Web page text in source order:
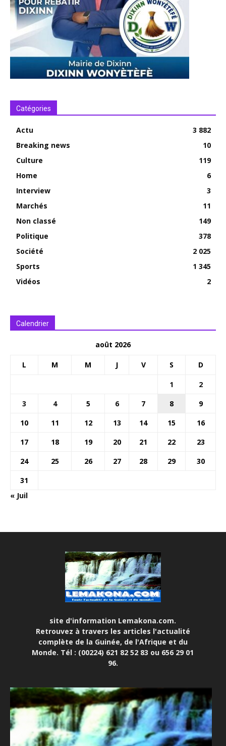
Catégories
Actu
3 882
Breaking news
10
Culture
119
Home
6
Interview
3
Marchés
11
Non classé
149
Politique
378
Société
2 025
Sports
1 345
Vidéos
2
Calendrier
août 2026
L M M J V S D
1
2
3
4 5 6 7 8
9
10
11 12 13 14 15
16
17
18 19 20 21 22
23
24
25 26 27 28 29
30
31
« Juil
site d'information Lemakona.com.
Retrouvez à travers les articles l'actualité
complète de la Guinée, de l'Afrique et du
Monde. Tél : (00224) 621 82 52 83 ou 656 29 01
96.